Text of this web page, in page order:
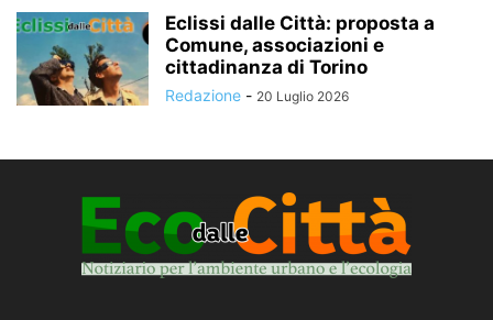
Eclissi dalle Città: proposta a
Comune, associazioni e
cittadinanza di Torino
Redazione - 20 Luglio 2026